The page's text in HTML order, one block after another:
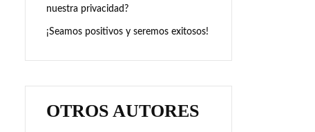
nuestra privacidad?
¡Seamos positivos y seremos exitosos!
OTROS AUTORES